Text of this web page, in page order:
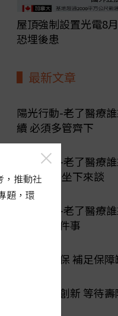
屋頂強制設置光電8
恐埋後患
最新文章
陽光行動-老了醫療
續 必須多管齊下
陽光行動-老了醫療
爭議 醫保坐下來談
陽光行動-老了醫療
先做好三件事
第二層健保 補足保
公私協力創新 等待
，推動社
題，環